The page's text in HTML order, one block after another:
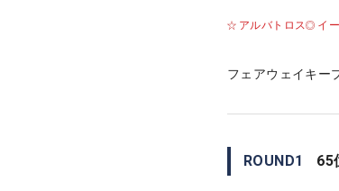
アルバトロス イ
フェアウェイキー
ROUND1 65